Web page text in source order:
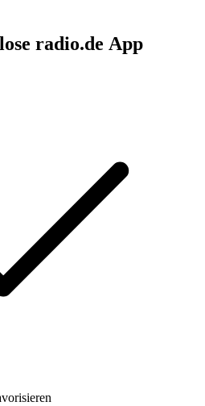
radio.de App